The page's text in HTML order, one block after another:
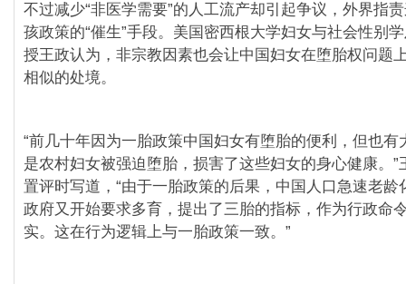
不过减少“非医学需要”的人工流产却引起争议，外界指
孩政策的“催生”手段。美国密西根大学妇女与社会性别
授王政认为，非宗教因素也会让中国妇女在堕胎权问题
相似的处境。
“前几十年因为一胎政策中国妇女有堕胎的便利，但也有
是农村妇女被强迫堕胎，损害了这些妇女的身心健康。”
置评时写道，“由于一胎政策的后果，中国人口急速老龄
政府又开始要求多育，提出了三胎的指标，作为行政命
实。这在行为逻辑上与一胎政策一致。”